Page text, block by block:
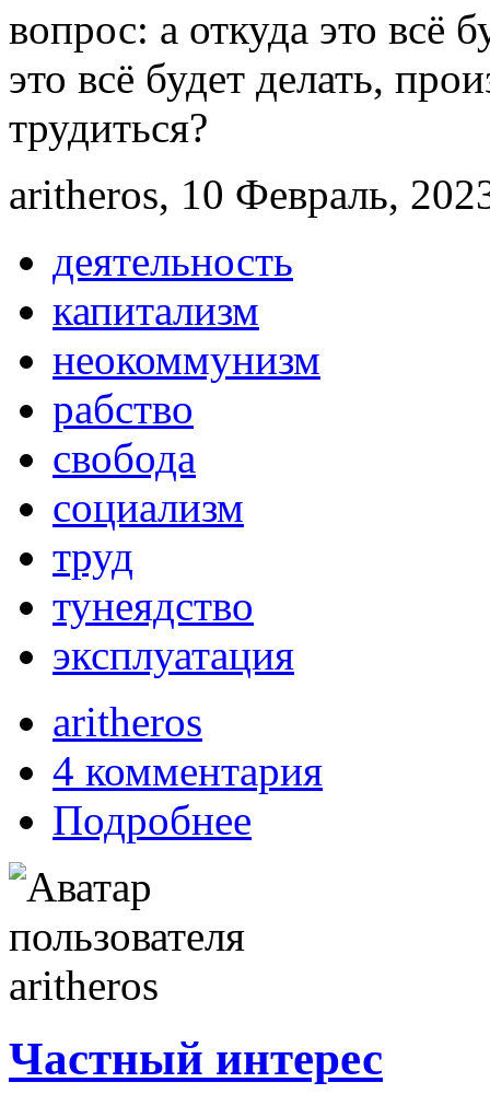
вопрос: а откуда это всё
это всё будет делать,
трудиться?
aritheros, 10 Февраль,
деятельность
капитализм
неокоммунизм
рабство
свобода
социализм
труд
тунеядство
эксплуатация
aritheros
4 комментария
Подробнее
Частный интерес